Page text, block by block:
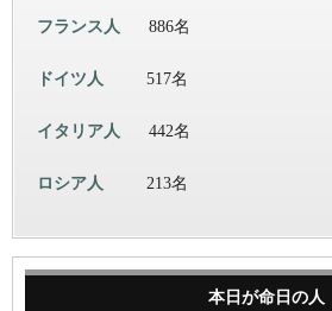
フランス人 886名
ドイツ人 517名
イタリア人 442名
ロシア人 213名
本日が命日の人